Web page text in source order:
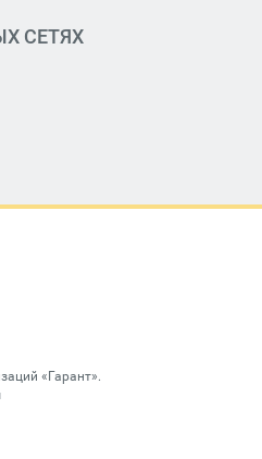
СЕТЯХ
«Гарант».